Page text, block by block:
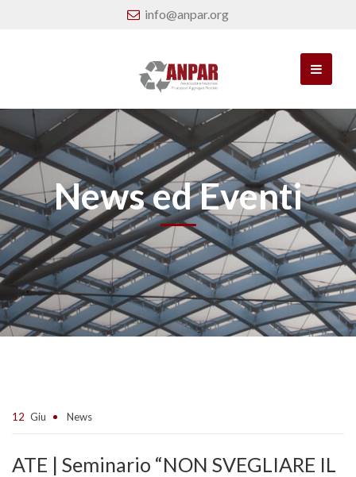
info@anpar.org
News ed Eventi
12 Giu News
ATE | Seminario “NON SVEGLIARE IL